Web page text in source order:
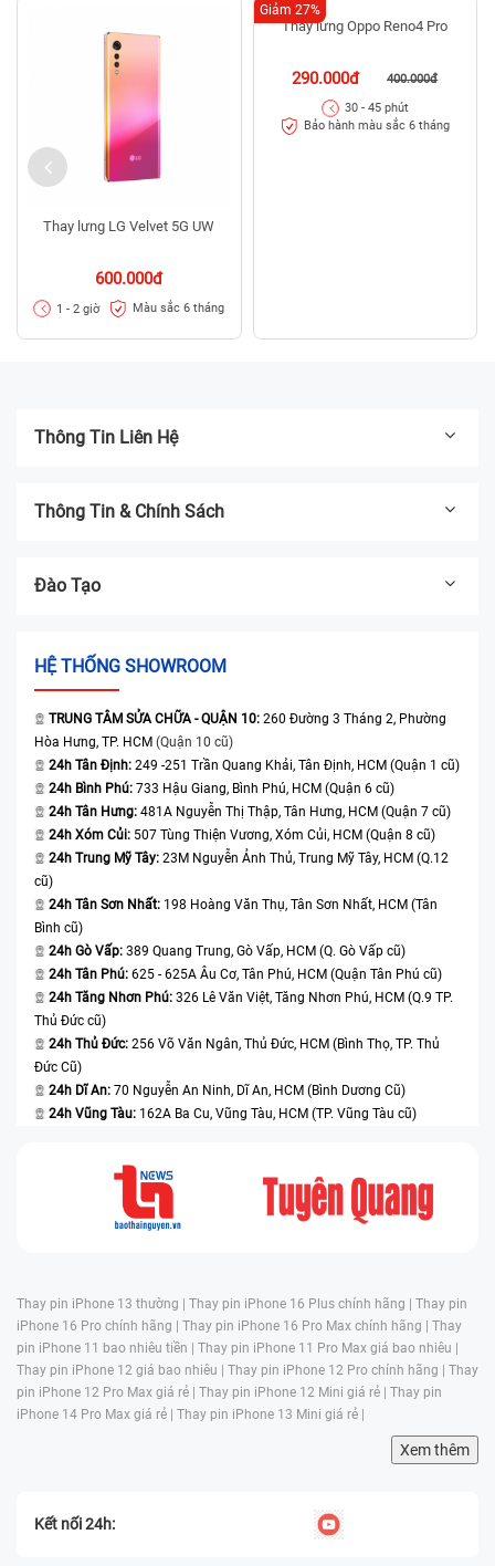
Thay lưng LG Velvet 5G UW
600.000đ
1 - 2 giờ Màu sắc 6 tháng
Thay lưng Oppo Reno4 Pro
290.000đ 400.000đ
Giảm 27%
30 - 45 phút
Bảo hành màu sắc 6 tháng
Thông Tin Liên Hệ
Thông Tin & Chính Sách
Đào Tạo
HỆ THỐNG SHOWROOM
TRUNG TÂM SỬA CHỮA - QUẬN 10: 260 Đường 3 Tháng 2, Phường
Hòa Hưng, TP. HCM (Quận 10 cũ)
24h Tân Định: 249 -251 Trần Quang Khải, Tân Định, HCM (Quận 1 cũ)
24h Bình Phú: 733 Hậu Giang, Bình Phú, HCM (Quận 6 cũ)
24h Tân Hưng: 481A Nguyễn Thị Thập, Tân Hưng, HCM (Quận 7 cũ)
24h Xóm Củi: 507 Tùng Thiện Vương, Xóm Củi, HCM (Quận 8 cũ)
24h Trung Mỹ Tây: 23M Nguyễn Ảnh Thủ, Trung Mỹ Tây, HCM (Q.12
cũ)
24h Tân Sơn Nhất: 198 Hoàng Văn Thụ, Tân Sơn Nhất, HCM (Tân
Bình cũ)
24h Gò Vấp: 389 Quang Trung, Gò Vấp, HCM (Q. Gò Vấp cũ)
24h Tân Phú: 625 - 625A Âu Cơ, Tân Phú, HCM (Quận Tân Phú cũ)
24h Tăng Nhơn Phú: 326 Lê Văn Việt, Tăng Nhơn Phú, HCM (Q.9 TP.
Thủ Đức cũ)
24h Thủ Đức: 256 Võ Văn Ngân, Thủ Đức, HCM (Bình Thọ, TP. Thủ
Đức Cũ)
24h Dĩ An: 70 Nguyễn An Ninh, Dĩ An, HCM (Bình Dương Cũ)
24h Vũng Tàu: 162A Ba Cu, Vũng Tàu, HCM (TP. Vũng Tàu cũ)
Thay pin iPhone 13 thường | Thay pin iPhone 16 Plus chính hãng | Thay pin
iPhone 16 Pro chính hãng | Thay pin iPhone 16 Pro Max chính hãng | Thay
pin iPhone 11 bao nhiêu tiền | Thay pin iPhone 11 Pro Max giá bao nhiêu |
Thay pin iPhone 12 giá bao nhiêu | Thay pin iPhone 12 Pro chính hãng | Thay
pin iPhone 12 Pro Max giá rẻ | Thay pin iPhone 12 Mini giá rẻ | Thay pin
iPhone 14 Pro Max giá rẻ | Thay pin iPhone 13 Mini giá rẻ |
Xem thêm
Kết nối 24h: